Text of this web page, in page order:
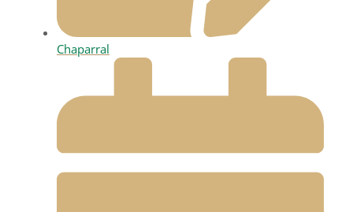
Chaparral